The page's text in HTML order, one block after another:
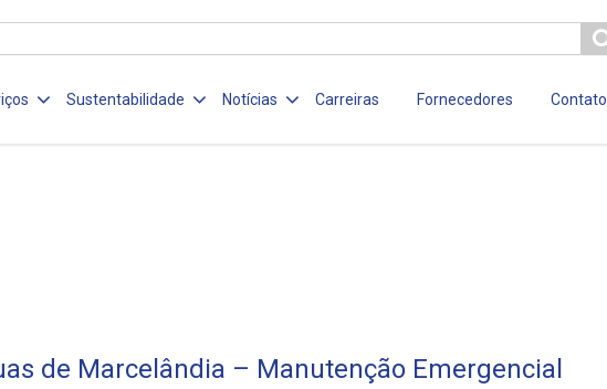
Sustentabilidade Notícias Carreiras Fornecedores Contato
de Marcelândia – Manutenção Emergencial